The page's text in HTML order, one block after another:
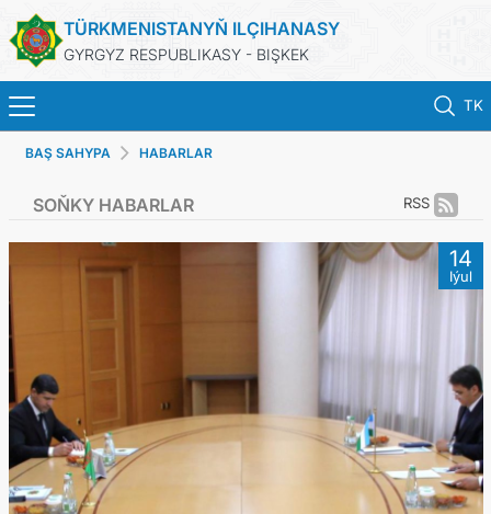
TÜRKMENISTANYŇ ILÇIHANASY
GYRGYZ RESPUBLIKASY - BIŞKEK
TK
BAŞ SAHYPA
BAÝRAMÇYLYK WE HATYRA GÜNLERI
KONSULLYK HYZMATLARY
BAŞ SAHYPA HABARLAR
RSS
SOŇKY HABARLAR
14
Iýul